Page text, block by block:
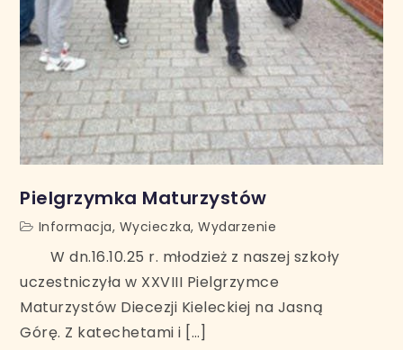
Pielgrzymka Maturzystów
Informacja, Wycieczka,Wydarzenie
W dn.16.10.25 r. młodzież z naszej szkoły
uczestniczyła w XXVIII Pielgrzymce
Maturzystów Diecezji Kieleckiej na Jasną
Górę. Z katechetami i […]